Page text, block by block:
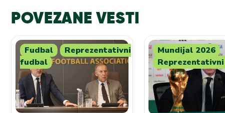
POVEZANE VESTI
Fudbal
Reprezentativni
fudbal
Mundijal 2026